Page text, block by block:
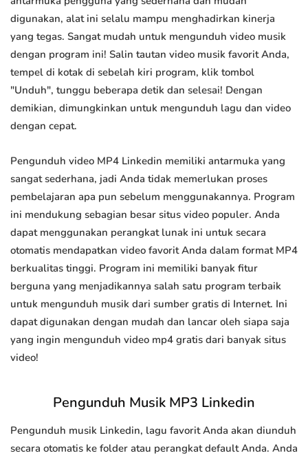
digunakan, alat ini selalu mampu menghadirkan kinerja
yang tegas. Sangat mudah untuk mengunduh video musik
dengan program ini! Salin tautan video musik favorit Anda,
tempel di kotak di sebelah kiri program, klik tombol
"Unduh", tunggu beberapa detik dan selesai! Dengan
demikian, dimungkinkan untuk mengunduh lagu dan video
dengan cepat.
Pengunduh video MP4 Linkedin memiliki antarmuka yang
sangat sederhana, jadi Anda tidak memerlukan proses
pembelajaran apa pun sebelum menggunakannya. Program
ini mendukung sebagian besar situs video populer. Anda
dapat menggunakan perangkat lunak ini untuk secara
otomatis mendapatkan video favorit Anda dalam format MP4
berkualitas tinggi. Program ini memiliki banyak fitur
berguna yang menjadikannya salah satu program terbaik
untuk mengunduh musik dari sumber gratis di Internet. Ini
dapat digunakan dengan mudah dan lancar oleh siapa saja
yang ingin mengunduh video mp4 gratis dari banyak situs
video!
Pengunduh Musik MP3 Linkedin
Pengunduh musik Linkedin, lagu favorit Anda akan diunduh
secara otomatis ke folder atau perangkat default Anda. Anda